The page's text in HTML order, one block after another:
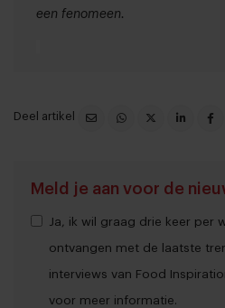
een fenomeen.
Deel artikel
Meld je aan voor de
Ja, ik wil graag drie keer per
ontvangen met de laatste
interviews van Food
voor meer informatie.